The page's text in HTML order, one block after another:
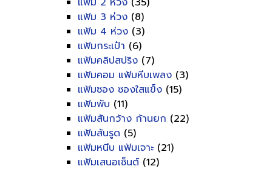
แฟ้ม 3 ห่วง (8)
แฟ้ม 4 ห่วง (3)
แฟ้มกระเป๋า (6)
แฟ้มคลิปสปริง (7)
แฟ้มคอม แฟ้มหีบเพลง (3)
แฟ้มซอง ซองใสแข็ง (15)
แฟ้มพับ (11)
แฟ้มสันกว้าง ก้านยก (22)
แฟ้มสันรูด (5)
แฟ้มหนีบ แฟ้มเจาะ (21)
แฟ้มเสนอเซ็นต์ (12)